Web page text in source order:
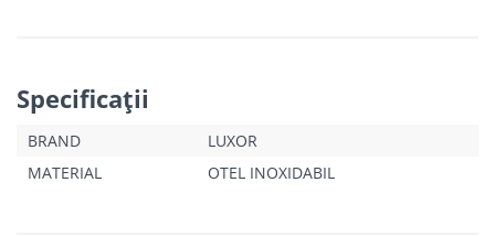
Specificaţii
BRAND
LUXOR
MATERIAL
OTEL INOXIDABIL